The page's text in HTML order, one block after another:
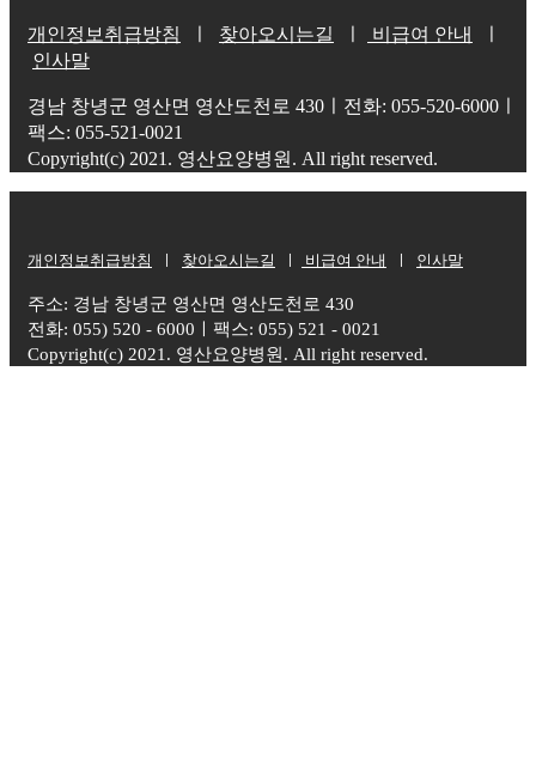
개인정보취급방침 찾아오시는길 비급여 안내
인사말
경남 창녕군 영산면 영산도천로 430ㅣ전화: 055-520-6000ㅣ
팩스: 055-521-0021
Copyright(c) 2021. 영산요양병원. All right reserved.
개인정보취급방침 ㅣ 찾아오시는길 ㅣ 비급여 안내 ㅣ 인사말
주소: 경남 창녕군 영산면 영산도천로 430
전화: 055) 520 - 6000ㅣ팩스: 055) 521 - 0021
Copyright(c) 2021. 영산요양병원. All right reserved.